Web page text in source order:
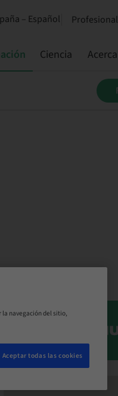
– Español
Ciencia
la navegación del sitio,
Aceptar todas las cookies